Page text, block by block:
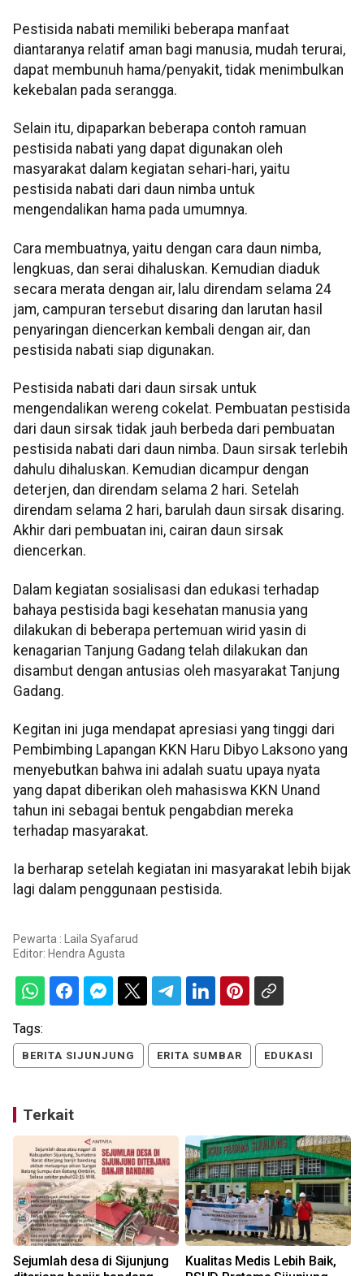
Pestisida nabati memiliki beberapa manfaat
diantaranya relatif aman bagi manusia, mudah terurai,
dapat membunuh hama/penyakit, tidak menimbulkan
kekebalan pada serangga.
Selain itu, dipaparkan beberapa contoh ramuan
pestisida nabati yang dapat digunakan oleh
masyarakat dalam kegiatan sehari-hari, yaitu
pestisida nabati dari daun nimba untuk
mengendalikan hama pada umumnya.
Cara membuatnya, yaitu dengan cara daun nimba,
lengkuas, dan serai dihaluskan. Kemudian diaduk
secara merata dengan air, lalu direndam selama 24
jam, campuran tersebut disaring dan larutan hasil
penyaringan diencerkan kembali dengan air, dan
pestisida nabati siap digunakan.
Pestisida nabati dari daun sirsak untuk
mengendalikan wereng cokelat. Pembuatan pestisida
dari daun sirsak tidak jauh berbeda dari pembuatan
pestisida nabati dari daun nimba. Daun sirsak terlebih
dahulu dihaluskan. Kemudian dicampur dengan
deterjen, dan direndam selama 2 hari. Setelah
direndam selama 2 hari, barulah daun sirsak disaring.
Akhir dari pembuatan ini, cairan daun sirsak
diencerkan.
Dalam kegiatan sosialisasi dan edukasi terhadap
bahaya pestisida bagi kesehatan manusia yang
dilakukan di beberapa pertemuan wirid yasin di
kenagarian Tanjung Gadang telah dilakukan dan
disambut dengan antusias oleh masyarakat Tanjung
Gadang.
Kegitan ini juga mendapat apresiasi yang tinggi dari
Pembimbing Lapangan KKN Haru Dibyo Laksono yang
menyebutkan bahwa ini adalah suatu upaya nyata
yang dapat diberikan oleh mahasiswa KKN Unand
tahun ini sebagai bentuk pengabdian mereka
terhadap masyarakat.
Ia berharap setelah kegiatan ini masyarakat lebih bijak
lagi dalam penggunaan pestisida.
Pewarta : Laila Syafarud
Editor: Hendra Agusta
Tags:
BERITA SIJUNJUNG ERITA SUMBAR EDUKASI
Terkait
Sejumlah desa di Sijunjung
Kualitas Medis Lebih Baik,